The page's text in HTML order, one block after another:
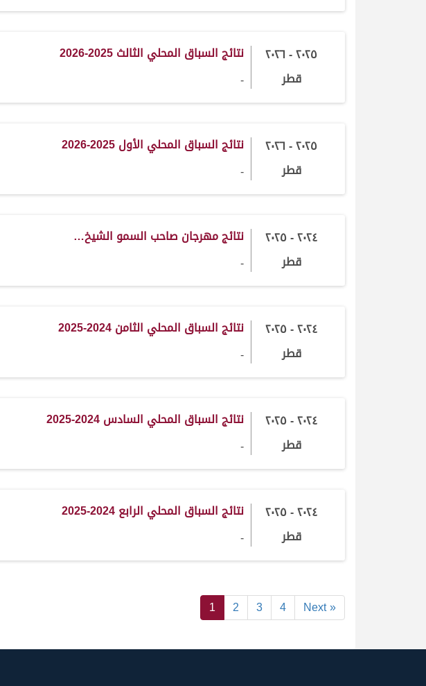
٢٠٢٥ - ٢٠٢٦
قطر
نتائج السباق المحلي الثالث 2025-2026
-
٢٠٢٥ - ٢٠٢٦
قطر
نتائج السباق المحلي الأول 2025-2026
-
٢٠٢٤ - ٢٠٢٥
قطر
نتائج مهرجان صاحب السمو الشيخ…
-
٢٠٢٤ - ٢٠٢٥
قطر
نتائج السباق المحلي الثامن 2024-2025
-
٢٠٢٤ - ٢٠٢٥
قطر
نتائج السباق المحلي السادس 2024-2025
-
٢٠٢٤ - ٢٠٢٥
قطر
نتائج السباق المحلي الرابع 2024-2025
-
1 2 3 4 Next »